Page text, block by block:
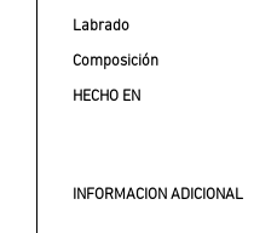
Labrado
Composición
HECHO EN
INFORMACION ADICIONAL